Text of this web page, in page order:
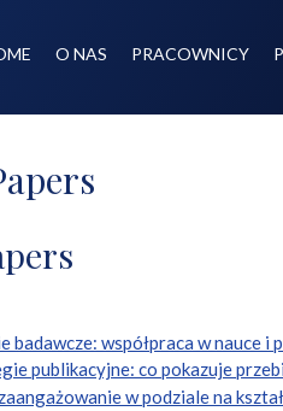
O NAS PRACOWNICY
współpraca w nauce i
publikacyjne: co pokazuje
w podziale na